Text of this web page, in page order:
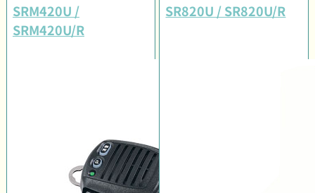
SRM420U /
SRM420U/R
SR820U / SR820U/R